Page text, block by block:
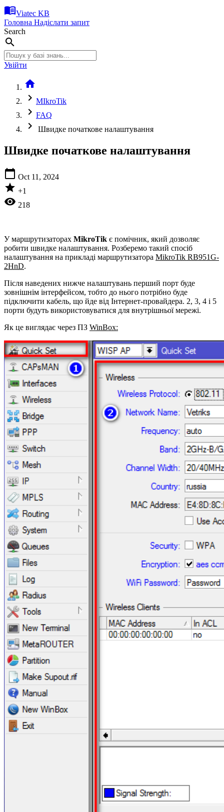
menu_bookViatec KB
Головна Надіслати запит
Search
search
Увійти
home
chevron_right MIkroTik
chevron_right FAQ
chevron_right Швидке початкове налаштування
Швидке початкове налаштування
calendar_today Oct 11, 2024
star +1
visibility 218
У маршрутизаторах MikroTik є помічник, який дозволяє
робити швидке налаштування. Розберемо такий спосіб
налаштування на прикладі маршрутизатора MikroTik RB951G-
2HnD.
Після наведених нижче налаштувань перший порт буде
зовнішнім інтерфейсом, тобто до нього потрібно буде
підключити кабель, що йде від Інтернет-провайдера. 2, 3, 4 і 5
порти будуть використовуватися для внутрішньої мережі.
Як це виглядає через ПЗ WinBox: